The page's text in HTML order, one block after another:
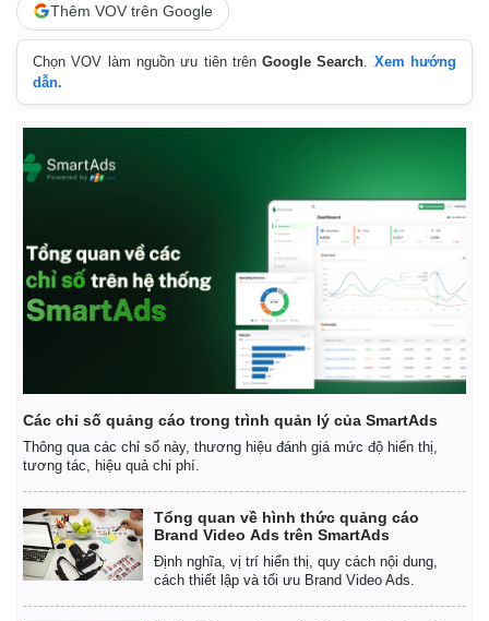
Kinh tế
Thị trường
Thêm VOV trên Google
Chọn VOV làm nguồn ưu tiên trênGoogle Search
Xem hướng
dẫn.
Các chỉ số quảng cáo trong trình quản lý của SmartAds
Thông qua các chỉ số này, thương hiệu đánh giá mức độ hiển thị,
tương tác, hiệu quả chi phí.
Tổng quan về hình thức quảng cáo
Brand Video Ads trên SmartAds
Định nghĩa, vị trí hiển thị, quy cách nội dung,
cách thiết lập và tối ưu Brand Video Ads.